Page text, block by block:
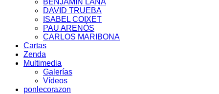
BENJAMÍN LANA
DAVID TRUEBA
ISABEL COIXET
PAU ARENÓS
CARLOS MARIBONA
Cartas
Zenda
Multimedia
Galerías
Vídeos
ponlecorazon